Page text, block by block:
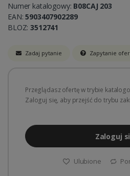
Numer katalogowy: B08CAJ 203
EAN:5903407902289
BLOZ:3512741
Zadaj pytanie Zapytanie
Przeglądasz ofertę w trybie
Zaloguj się, aby przejść do trybu
Zaloguj
Ulubione